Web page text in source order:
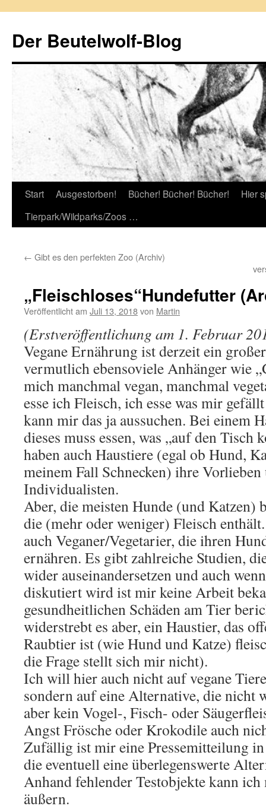
springen
Der Beutelwolf-Blog
Start Ausgestorben! Bücher! Bücher! Bücher!
Hier
Tierpark/Wildparks/Zoos …
← Gibt es den perfekten Zoo (Archiv)
„Fleischloses“Hundefutter
Veröffentlicht am Juli 13, 2018von Martin
(Erstveröffentlichung am 1. Februar
Vegane Ernährung ist derzeit ein
vermutlich ebensoviele Anhänger wie
mich manchmal vegan, manchmal
esse ich Fleisch, ich esse was mir
kann mir das ja aussuchen. Bei einem
dieses muss essen, was „auf den Tisch
haben auch Haustiere (egal ob Hund,
meinem Fall Schnecken) ihre
Individualisten.
Aber, die meisten Hunde (und Katzen)
die (mehr oder weniger) Fleisch
auch Veganer/Vegetarier, die ihren
ernähren. Es gibt zahlreiche Studien,
wider auseinandersetzen und auch
diskutiert wird ist mir keine Arbeit
gesundheitlichen Schäden am Tier
widerstrebt es aber, ein Haustier, das
Raubtier ist (wie Hund und Katze)
die Frage stellt sich mir nicht).
Ich will hier auch nicht auf vegane
sondern auf eine Alternative, die nicht
aber kein Vogel-, Fisch- oder
Angst Frösche oder Krokodile auch
Zufällig ist mir eine Pressemitteilung
die eventuell eine überlegenswerte
Anhand fehlender Testobjekte kann
äußern.